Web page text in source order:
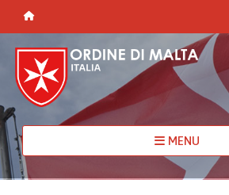
MENU